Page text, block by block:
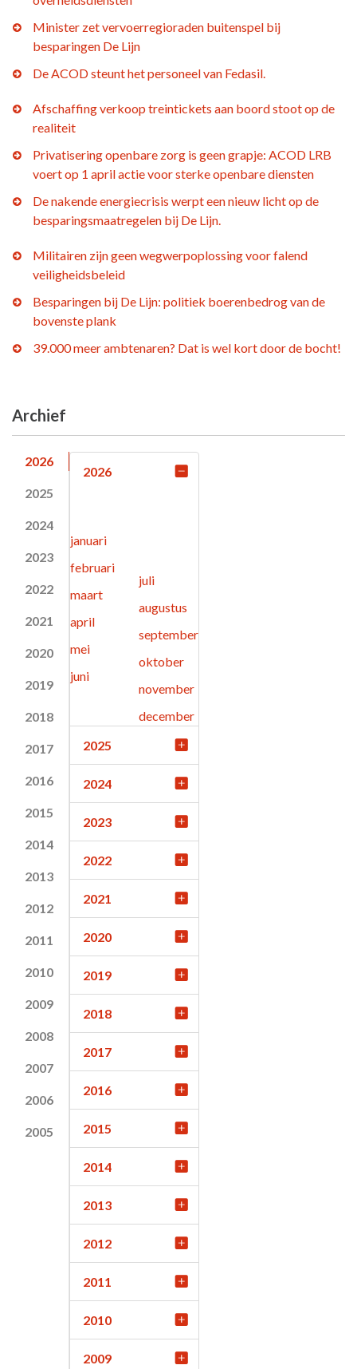
Minister zet vervoerregioraden buitenspel bij
besparingen De Lijn
De ACOD steunt het personeel van Fedasil.
Afschaffing verkoop treintickets aan boord stoot op de
realiteit
Privatisering openbare zorg is geen grapje: ACOD LRB
voert op 1 april actie voor sterke openbare diensten
De nakende energiecrisis werpt een nieuw licht op de
besparingsmaatregelen bij De Lijn.
Militairen zijn geen wegwerpoplossing voor falend
veiligheidsbeleid
Besparingen bij De Lijn: politiek boerenbedrog van de
bovenste plank
39.000 meer ambtenaren? Dat is wel kort door de bocht!
Archief
2026
2025
2024
2023
2022
2021
2020
2019
2018
2017
2016
2015
2014
2013
2012
2011
2010
2009
2008
2007
2006
2005
2026
januari
februari
maart
april
mei
juni
juli
augustus
september
oktober
november
december
2025
2024
2023
2022
2021
2020
2019
2018
2017
2016
2015
2014
2013
2012
2011
2010
2009